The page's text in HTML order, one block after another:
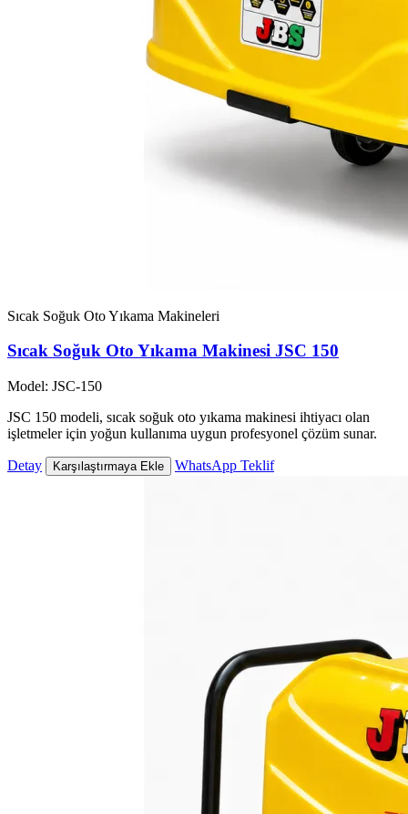
Sıcak Soğuk Oto Yıkama Makineleri
Sıcak Soğuk Oto Yıkama Makinesi JSC 150
Model: JSC-150
JSC 150 modeli, sıcak soğuk oto yıkama makinesi ihtiyacı olan
işletmeler için yoğun kullanıma uygun profesyonel çözüm sunar.
Detay Karşılaştırmaya Ekle WhatsApp Teklif